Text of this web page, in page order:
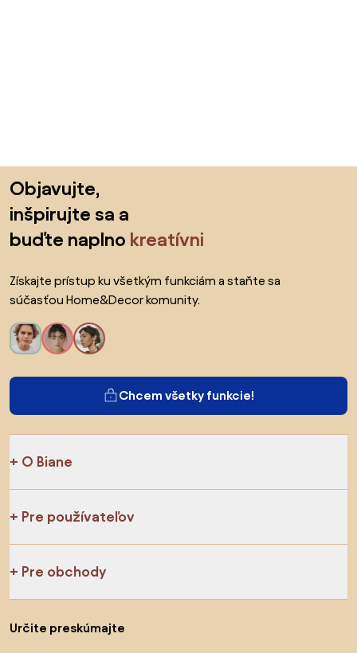
Objavujte,
inšpirujte sa a
buďte naplno kreatívni
Získajte prístup ku všetkým funkciám a staňte sa
súčasťou Home&Decor komunity.
Chcem všetky funkcie!
O Biane
Pre používateľov
Pre obchody
Určite preskúmajte